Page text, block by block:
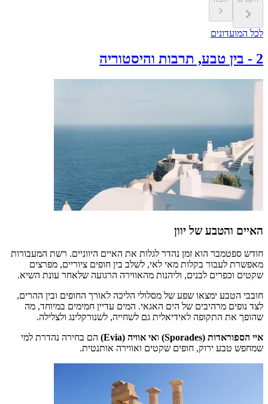
לכל המועדונים
2
- בין טבע, תרבות והיסטוריה
האיים והטבע של יוון
חודש ספטמבר הוא זמן נהדר לגלות את האיים היווניים. רשת המעבורות
מאפשרת לעבור בקלות מאי לאי, לשלב בין חופים ציוריים, מפרצים
שקטים וכפרים לבנים, וליהנות מהאווירה הרגועה שלאחר עונת השיא.
חובבי הטבע ימצאו שפע של מסלולי הליכה לאורך החופים ובין ההרים,
לצד נופים מרהיבים של הים האגאי. המים עדיין חמימים במיוחד, מה
שהופך את התקופה לאידיאלית גם לשחייה, לשנורקלינג ולצלילה.
איי הספוראדות (Sporades)
ואי אוויה (Evia)
הם בחירה נהדרת למי
שמחפש טבע ירוק, חופים שקטים ואווירה אותנטית.